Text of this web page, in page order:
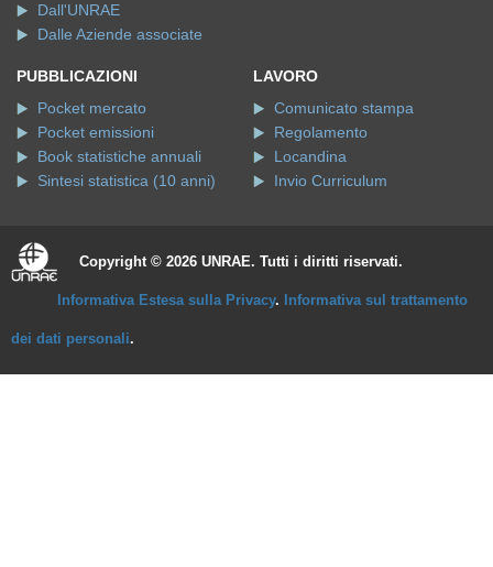
Dall'UNRAE
Dalle Aziende associate
PUBBLICAZIONI
Pocket mercato
Pocket emissioni
Book statistiche annuali
Sintesi statistica (10 anni)
LAVORO
Comunicato stampa
Regolamento
Locandina
Invio Curriculum
Copyright © 2026 UNRAE. Tutti i diritti riservati.
Informativa Estesa sulla Privacy. Informativa sul trattamento
dei dati personali.